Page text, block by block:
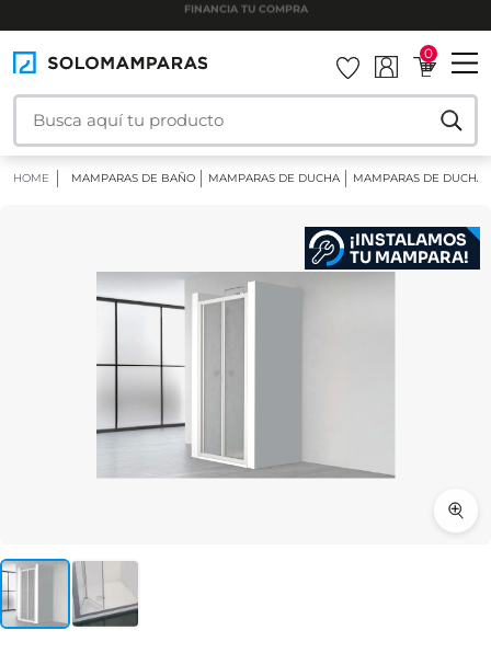
INSTALAMOS TU MAMPARA
0
HOME MAMPARAS DE BAÑO MAMPARAS DE DUCHA MAMPARAS DE DUCHA
¡INSTALAMOS
TU MAMPARA!